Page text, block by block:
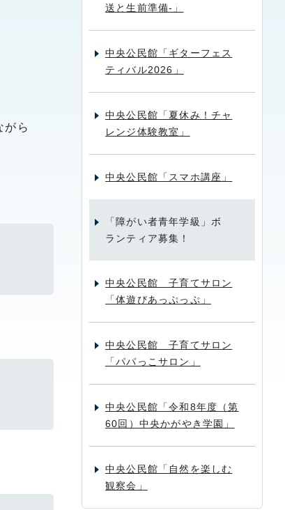
がら
送と生前準備-」
中央公民館「ギターフェス
ティバル2026」
中央公民館「夏休み！チャ
レンジ体験教室」
中央公民館「スマホ講座」
「障がい者青年学級」ボ
ランティア募集！
中央公民館 子育てサロン
「体遊びあっぷっぷ」
中央公民館 子育てサロン
「パパっこサロン」
中央公民館「令和8年度（第
60回）中央かがやき学園」
中央公民館「自然を楽しむ
観察会」